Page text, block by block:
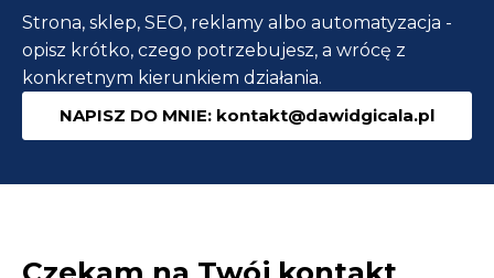
Strona, sklep, SEO, reklamy albo automatyzacja -
opisz krótko, czego potrzebujesz, a wrócę z
konkretnym kierunkiem działania.
NAPISZ DO MNIE: kontakt@dawidgicala.pl